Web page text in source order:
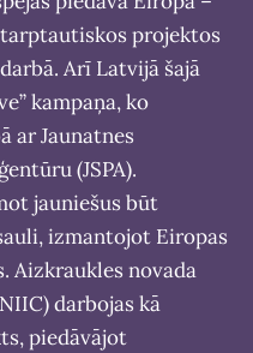
projektos
Arī Latvijā šajā
kampaņa, ko
ar Jaunatnes
(JSPA).
jauniešus būt
izmantojot Eiropas
Aizkraukles novada
darbojas kā
piedāvājot